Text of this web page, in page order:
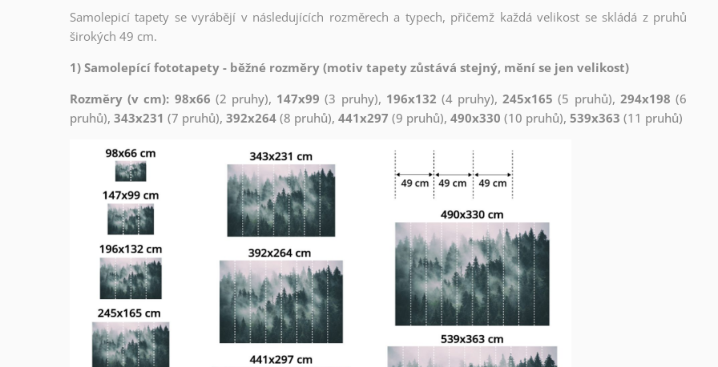
Samolepicí tapety se vyrábějí v následujících rozměrech a typech, přičemž každá velikost se skládá z pruhů
širokých 49 cm.
1) Samolepící fototapety - běžné rozměry (motiv tapety zůstává stejný, mění se jen velikost)
Rozměry (v cm): 98x66 (2 pruhy), 147x99 (3 pruhy), 196x132 (4 pruhy),245x165 (5 pruhů), 294x198 (6
pruhů), 343x231 (7 pruhů), 392x264 (8 pruhů), 441x297 (9 pruhů), 490x330 (10 pruhů), 539x363 (11 pruhů)